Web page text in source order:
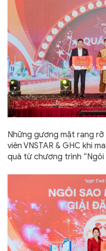
Những gương mặt rạng
viên VNSTAR & GHC khi
quà từ chương trình “Ngôi